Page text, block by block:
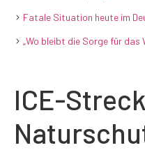
Fatale Situation heute im
„Wo bleibt die Sorge für das
ICE-